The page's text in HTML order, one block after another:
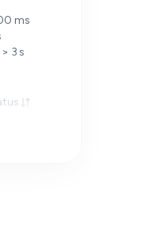
ms
3 s